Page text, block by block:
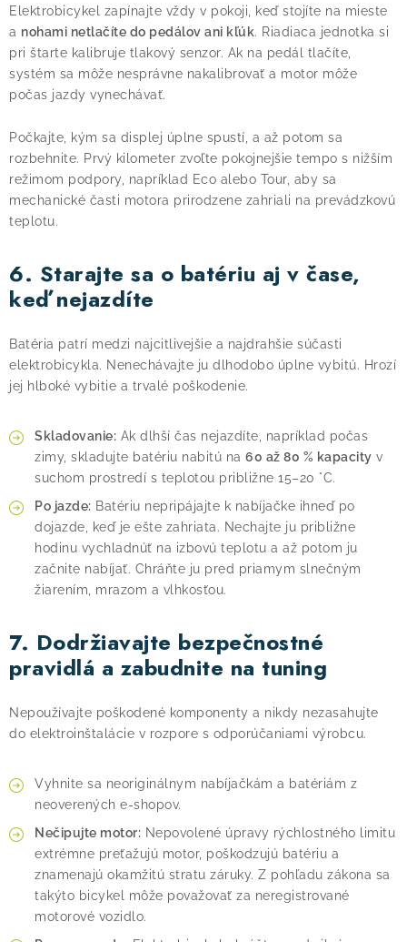
Elektrobicykel zapínajte vždy v pokoji, keď stojíte na mieste
a nohami netlačíte do pedálov ani kľúk. Riadiaca jednotka si
pri štarte kalibruje tlakový senzor. Ak na pedál tlačíte,
systém sa môže nesprávne nakalibrovať a motor môže
počas jazdy vynechávať.
Počkajte, kým sa displej úplne spustí, a až potom sa
rozbehnite. Prvý kilometer zvoľte pokojnejšie tempo s nižším
režimom podpory, napríklad Eco alebo Tour, aby sa
mechanické časti motora prirodzene zahriali na prevádzkovú
teplotu.
6. Starajte sa o batériu aj v čase,
keď nejazdíte
Batéria patrí medzi najcitlivejšie a najdrahšie súčasti
elektrobicykla. Nenechávajte ju dlhodobo úplne vybitú. Hrozí
jej hlboké vybitie a trvalé poškodenie.
Skladovanie: Ak dlhší čas nejazdíte, napríklad počas
zimy, skladujte batériu nabitú na 60 až 80 % kapacity v
suchom prostredí s teplotou približne 15–20 °C.
Po jazde: Batériu nepripájajte k nabíjačke ihneď po
dojazde, keď je ešte zahriata. Nechajte ju približne
hodinu vychladnúť na izbovú teplotu a až potom ju
začnite nabíjať. Chráňte ju pred priamym slnečným
žiarením, mrazom a vlhkosťou.
7. Dodržiavajte bezpečnostné
pravidlá a zabudnite na tuning
Nepoužívajte poškodené komponenty a nikdy nezasahujte
do elektroinštalácie v rozpore s odporúčaniami výrobcu.
Vyhnite sa neoriginálnym nabíjačkám a batériám z
neoverených e-shopov.
Nečipujte motor: Nepovolené úpravy rýchlostného limitu
extrémne preťažujú motor, poškodzujú batériu a
znamenajú okamžitú stratu záruky. Z pohľadu zákona sa
takýto bicykel môže považovať za neregistrované
motorové vozidlo.